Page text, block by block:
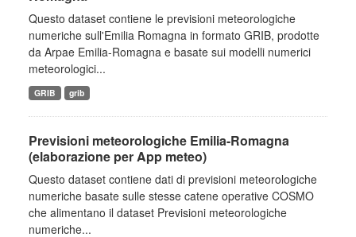
Questo dataset contiene le previsioni meteorologiche
numeriche sull'Emilia Romagna in formato GRIB, prodotte
da Arpae Emilia-Romagna e basate sui modelli numerici
meteorologici...
GRIB grib
Previsioni meteorologiche Emilia-Romagna
(elaborazione per App meteo)
Questo dataset contiene dati di previsioni meteorologiche
numeriche basate sulle stesse catene operative COSMO
che alimentano il dataset Previsioni meteorologiche
numeriche...